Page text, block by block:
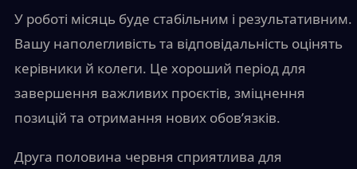
У роботі місяць буде стабільним і результативним.
Вашу наполегливість та відповідальність оцінять
керівники й колеги. Це хороший період для
завершення важливих проєктів, зміцнення
позицій та отримання нових обов’язків.
Друга половина червня сприятлива для